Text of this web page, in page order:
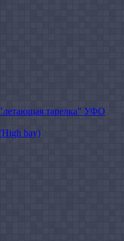
тарелка" УФО
bay)